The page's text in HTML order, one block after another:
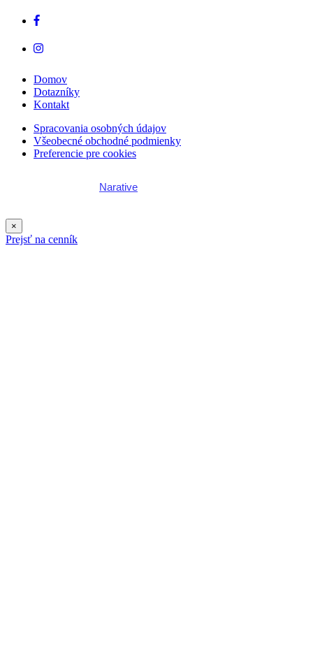
Domov
Dotazníky
Kontakt
Spracovania osobných údajov
Všeobecné obchodné podmienky
Preferencie pre cookies
Narative
×
Prejsť na cenník